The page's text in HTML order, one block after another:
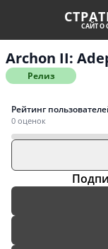
САЙТ О
Archon II:
Релиз
Рейтинг
0 оценок